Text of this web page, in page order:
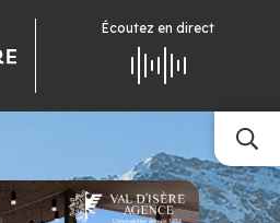
Écoutez en direct